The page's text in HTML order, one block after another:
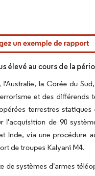
4.0.
élevé au cours de la
la Corée du
et des différends
terrestres
de 90
Inde, via une procédure
de troupes Kalyani M4.
systèmes d'armes